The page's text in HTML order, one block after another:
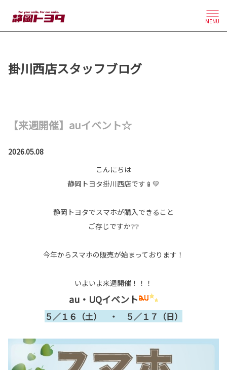
MENU
掛川西店スタッフブログ
【来週開催】auイベント☆
2026.05.08
こんにちは
静岡トヨタ掛川西店です📱💛
静岡トヨタでスマホが購入できること
ご存じですか❔❔
今年からスマホの販売が始まっております！
いよいよ来週開催！！！
au・UQイベント
５／１６（土） ・ ５／１７（日）